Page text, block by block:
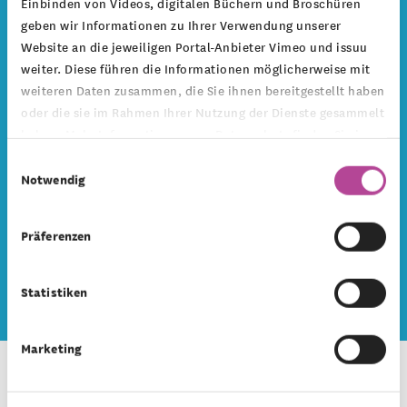
Einbinden von Videos, digitalen Büchern und Broschüren
geben wir Informationen zu Ihrer Verwendung unserer
Website an die jeweiligen Portal-Anbieter Vimeo und issuu
weiter. Diese führen die Informationen möglicherweise mit
weiteren Daten zusammen, die Sie ihnen bereitgestellt haben
oder die sie im Rahmen Ihrer Nutzung der Dienste gesammelt
haben. Mehr Informationen zum Datenschutz finden Sie in
Notwendig
Präferenzen
Statistiken
Marketing
Pressemeldungen
Hier finden Sie aktuelle Pressemitteilungen aus